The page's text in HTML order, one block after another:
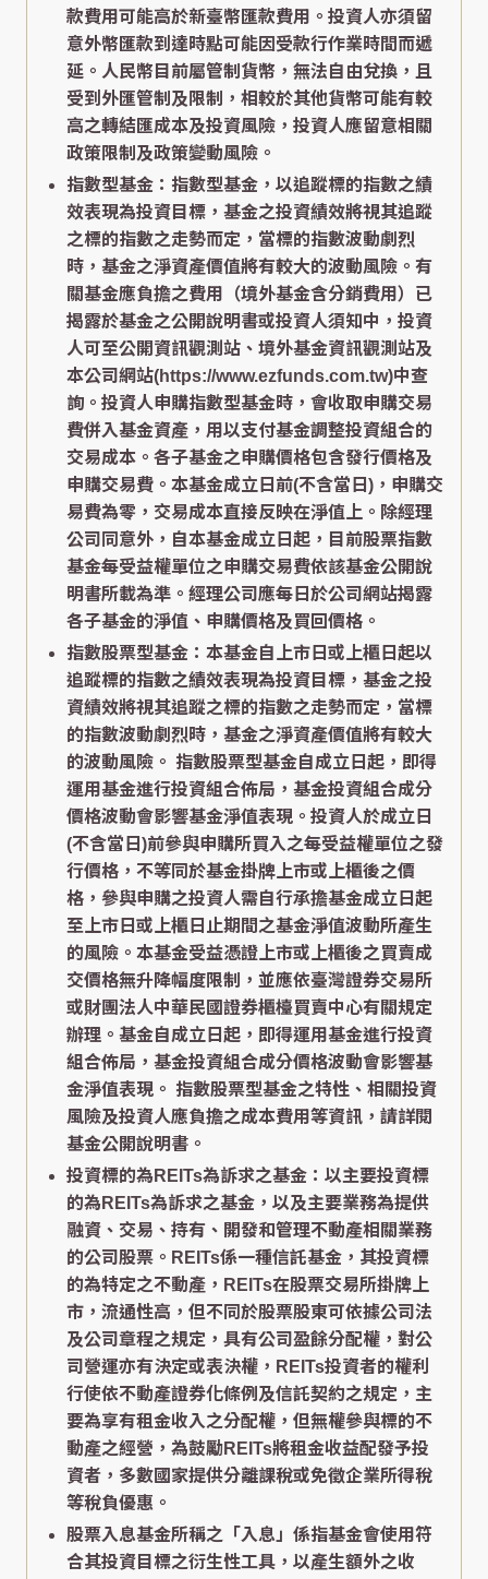
款費用可能高於新臺幣匯款費用。投資人亦須留
意外幣匯款到達時點可能因受款行作業時間而遞
延。人民幣目前屬管制貨幣，無法自由兌換，且
受到外匯管制及限制，相較於其他貨幣可能有較
高之轉結匯成本及投資風險，投資人應留意相關
政策限制及政策變動風險。
指數型基金：指數型基金，以追蹤標的指數之績
效表現為投資目標，基金之投資績效將視其追蹤
之標的指數之走勢而定，當標的指數波動劇烈
時，基金之淨資產價值將有較大的波動風險。有
關基金應負擔之費用（境外基金含分銷費用）已
揭露於基金之公開說明書或投資人須知中，投資
人可至公開資訊觀測站、境外基金資訊觀測站及
本公司網站(https://www.ezfunds.com.tw)中查
詢。投資人申購指數型基金時，會收取申購交易
費併入基金資產，用以支付基金調整投資組合的
交易成本。各子基金之申購價格包含發行價格及
申購交易費。本基金成立日前(不含當日)，申購交
易費為零，交易成本直接反映在淨值上。除經理
公司同意外，自本基金成立日起，目前股票指數
基金每受益權單位之申購交易費依該基金公開說
明書所載為準。經理公司應每日於公司網站揭露
各子基金的淨值、申購價格及買回價格。
指數股票型基金：本基金自上市日或上櫃日起以
追蹤標的指數之績效表現為投資目標，基金之投
資績效將視其追蹤之標的指數之走勢而定，當標
的指數波動劇烈時，基金之淨資產價值將有較大
的波動風險。 指數股票型基金自成立日起，即得
運用基金進行投資組合佈局，基金投資組合成分
價格波動會影響基金淨值表現。投資人於成立日
(不含當日)前參與申購所買入之每受益權單位之發
行價格，不等同於基金掛牌上市或上櫃後之價
格，參與申購之投資人需自行承擔基金成立日起
至上市日或上櫃日止期間之基金淨值波動所產生
的風險。本基金受益憑證上市或上櫃後之買賣成
交價格無升降幅度限制，並應依臺灣證券交易所
或財團法人中華民國證券櫃檯買賣中心有關規定
辦理。基金自成立日起，即得運用基金進行投資
組合佈局，基金投資組合成分價格波動會影響基
金淨值表現。 指數股票型基金之特性、相關投資
風險及投資人應負擔之成本費用等資訊，請詳閱
基金公開說明書。
投資標的為REITs為訴求之基金：以主要投資標
的為REITs為訴求之基金，以及主要業務為提供
融資、交易、持有、開發和管理不動產相關業務
的公司股票。REITs係一種信託基金，其投資標
的為特定之不動產，REITs在股票交易所掛牌上
市，流通性高，但不同於股票股東可依據公司法
及公司章程之規定，具有公司盈餘分配權，對公
司營運亦有決定或表決權，REITs投資者的權利
行使依不動產證券化條例及信託契約之規定，主
要為享有租金收入之分配權，但無權參與標的不
動產之經營，為鼓勵REITs將租金收益配發予投
資者，多數國家提供分離課稅或免徵企業所得稅
等稅負優惠。
股票入息基金所稱之「入息」係指基金會使用符
合其投資目標之衍生性工具，以產生額外之收